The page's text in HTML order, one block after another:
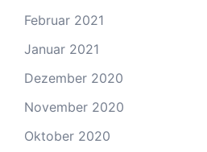
Februar 2021
Januar 2021
Dezember 2020
November 2020
Oktober 2020